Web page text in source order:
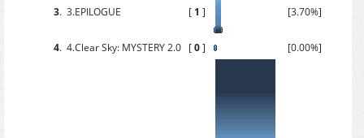
3. 3.EPILOGUE [ 1 ] [3.70%]
4. 4.Clear Sky: MYSTERY 2.0 [0] [0.00%]